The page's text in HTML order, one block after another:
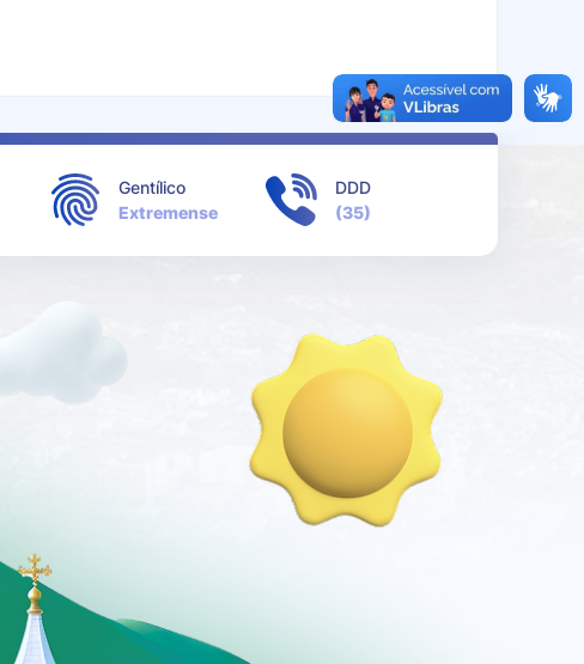
Gentílico
Extremense
DDD
(35)